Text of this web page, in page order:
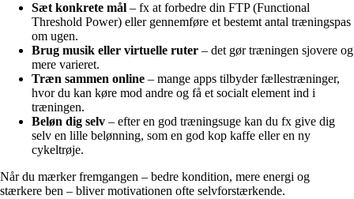
Sæt konkrete mål – fx at forbedre din FTP (Functional
Threshold Power) eller gennemføre et bestemt antal træningspas
om ugen.
Brug musik eller virtuelle ruter – det gør træningen sjovere og
mere varieret.
Træn sammen online – mange apps tilbyder fællestræninger,
hvor du kan køre mod andre og få et socialt element ind i
træningen.
Beløn dig selv – efter en god træningsuge kan du fx give dig
selv en lille belønning, som en god kop kaffe eller en ny
cykeltrøje.
Når du mærker fremgangen – bedre kondition, mere energi og
stærkere ben – bliver motivationen ofte selvforstærkende.